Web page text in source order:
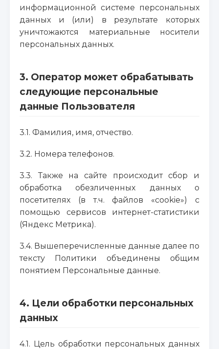
информационной системе персональных
данных и (или) в результате которых
уничтожаются материальные носители
персональных данных.
3. Оператор может обрабатывать
следующие персональные
данные Пользователя
3.1. Фамилия, имя, отчество.
3.2. Номера телефонов.
3.3. Также на сайте происходит сбор и
обработка обезличенных данных о
посетителях (в т.ч. файлов «cookie») с
помощью сервисов интернет-статистики
(Яндекс Метрика).
3.4. Вышеперечисленные данные далее по
тексту Политики объединены общим
понятием Персональные данные.
4. Цели обработки персональных
данных
4.1. Цель обработки персональных данных